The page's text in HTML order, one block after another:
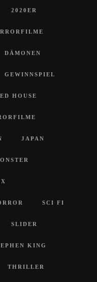
2020ER
DÄMONEN
GEWINNSPIEL
HOUSE
JAPAN
SCI FI
SLIDER
KING
THRILLER